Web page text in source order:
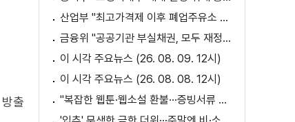
출
산업부 "최고가격제 이후 폐업주유소 증가? 사실 아냐"
금융위 "공공기관 부실채권, 모두 재정으로 보전되는 것 아냐"
이 시각 주요뉴스 (26. 08. 09. 12시)
이 시각 주요뉴스 (26. 08. 08. 12시)
"복잡한 웹툰·웹소설 환불···증빙서류 요구까지"